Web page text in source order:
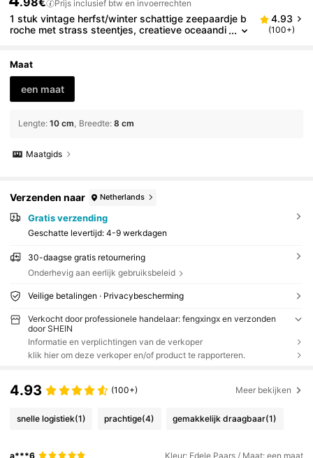
Prijs inclusief btw en invoerrechten
1 stuk vintage herfst/winter schattige zeepaardje b
roche met strass steentjes, creatieve oceaandi
4.93
(100+)
Maat
een maat
Lengte: 10 cm Breedte: 8 cm
Maatgids
Verzenden naar Netherlands
Gratis verzending
Geschatte levertijd: 4-9 werkdagen
30-daagse gratis retournering
Onderhevig aan eerlijk gebruiksbeleid
Veilige betalingen · Privacybescherming
Verkocht door professionele handelaar: fengxingx en verzonden
door SHEIN
Informatie en verplichtingen van de verkoper
klik hier om deze verkoper en/of product te rapporteren.
4.93 (100+) Meer bekijken
snelle logistiek(1) prachtige(4) gemakkelijk draagbaar(1)
a***6 Kleur: Edele Paars / Maat: een maat